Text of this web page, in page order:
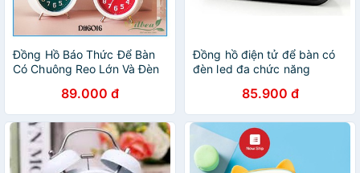
Đồng Hồ Báo Thức Để Bàn
Có Chuông Reo Lớn Và Đèn
89.000 đ
Đồng hồ điện tử để bàn có
đèn led đa chức năng
85.900 đ